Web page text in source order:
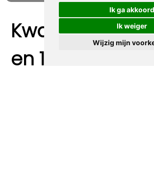
Ik ga akkoord
Ik weiger
Wijzig mijn
Kwaliteit,
en 100% sociaal